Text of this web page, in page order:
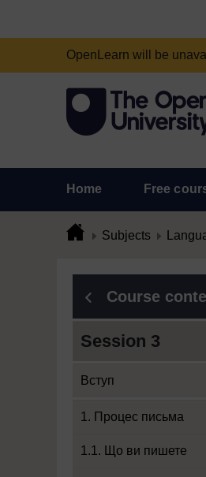
OpenLearn will be
Home Free
Subjects
Course
Session 3
Вступ
1. Процес письма
1.1. Що ви пишете